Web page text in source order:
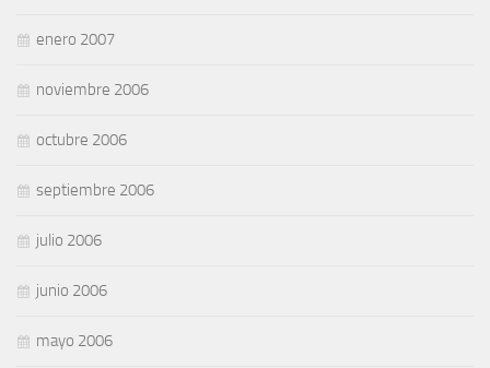
enero 2007
noviembre 2006
octubre 2006
septiembre 2006
julio 2006
junio 2006
mayo 2006